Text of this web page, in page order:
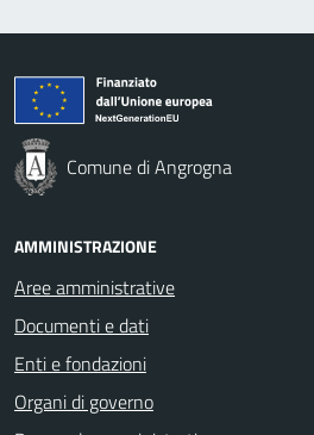
Comune di Angrogna
AMMINISTRAZIONE
Aree amministrative
Documenti e dati
Enti e fondazioni
Organi di governo